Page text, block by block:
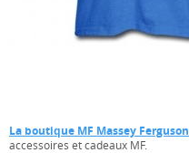
La boutique MF Massey Ferguson
accessoires et cadeaux MF.